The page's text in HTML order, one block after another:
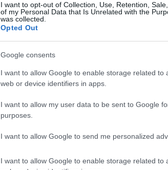
I want to opt-out of Collection, Use, Retention,
of my Personal Data that Is Unrelated with the
was collected.
Opted Out
Google consents
I want to allow Google to enable storage related to
web or device identifiers in apps.
I want to allow my user data to be sent to Google
purposes.
I want to allow Google to send me personalized
I want to allow Google to enable storage related to